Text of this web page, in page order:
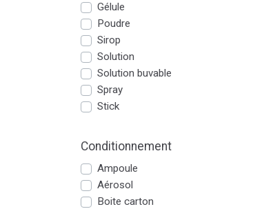
Gélule
Poudre
Sirop
Solution
Solution buvable
Spray
Stick
Conditionnement
Ampoule
Aérosol
Boite carton